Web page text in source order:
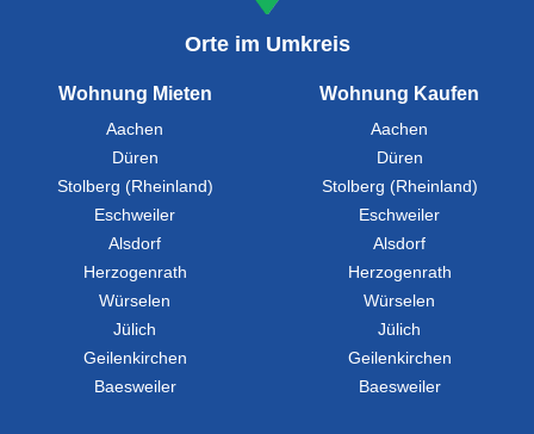
Orte im Umkreis
Wohnung Mieten
Aachen
Düren
Stolberg (Rheinland)
Eschweiler
Alsdorf
Herzogenrath
Würselen
Jülich
Geilenkirchen
Baesweiler
Wohnung Kaufen
Aachen
Düren
Stolberg (Rheinland)
Eschweiler
Alsdorf
Herzogenrath
Würselen
Jülich
Geilenkirchen
Baesweiler